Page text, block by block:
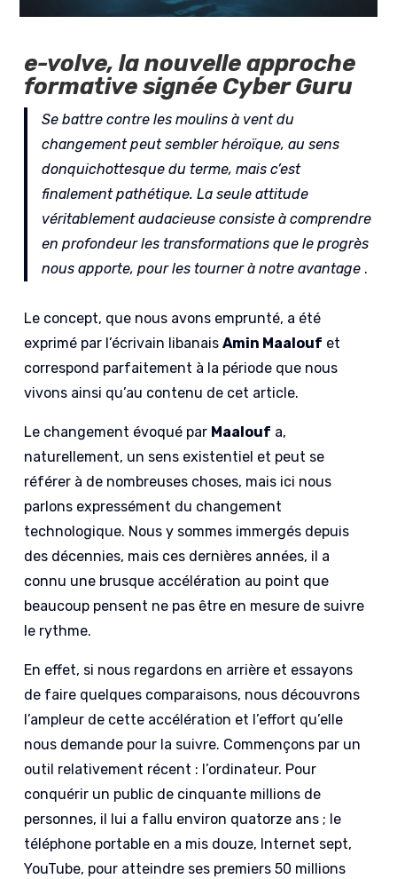
e-volve, la nouvelle approche
formative signée Cyber Guru
Se battre contre les moulins à vent du
changement peut sembler héroïque, au sens
donquichottesque du terme, mais c’est
finalement pathétique. La seule attitude
véritablement audacieuse consiste à comprendre
en profondeur les transformations que le progrès
nous apporte, pour les tourner à notre avantage .
Le concept, que nous avons emprunté, a été
exprimé par l’écrivain libanaisAmin Maalouf et
correspond parfaitement à la période que nous
vivons ainsi qu’au contenu de cet article.
Le changement évoqué par Maalouf a,
naturellement, un sens existentiel et peut se
référer à de nombreuses choses, mais ici nous
parlons expressément du changement
technologique. Nous y sommes immergés depuis
des décennies, mais ces dernières années, il a
connu une brusque accélération au point que
beaucoup pensent ne pas être en mesure de suivre
le rythme.
En effet, si nous regardons en arrière et essayons
de faire quelques comparaisons, nous découvrons
l’ampleur de cette accélération et l’effort qu’elle
nous demande pour la suivre. Commençons par un
outil relativement récent : l’ordinateur. Pour
conquérir un public de cinquante millions de
personnes, il lui a fallu environ quatorze ans ; le
téléphone portable en a mis douze, Internet sept,
YouTube, pour atteindre ses premiers 50 millions